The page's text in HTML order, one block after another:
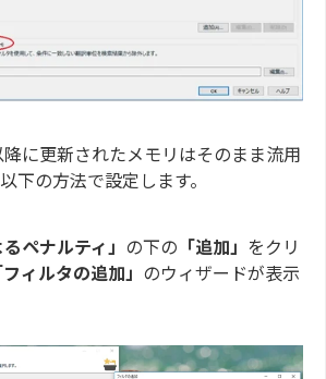
に更新されたメモリはそのまま流用
下の方法で設定します。
ペナルティ」 の下の 「追加」 をクリ
フィルタの追加」 のウィザードが表示